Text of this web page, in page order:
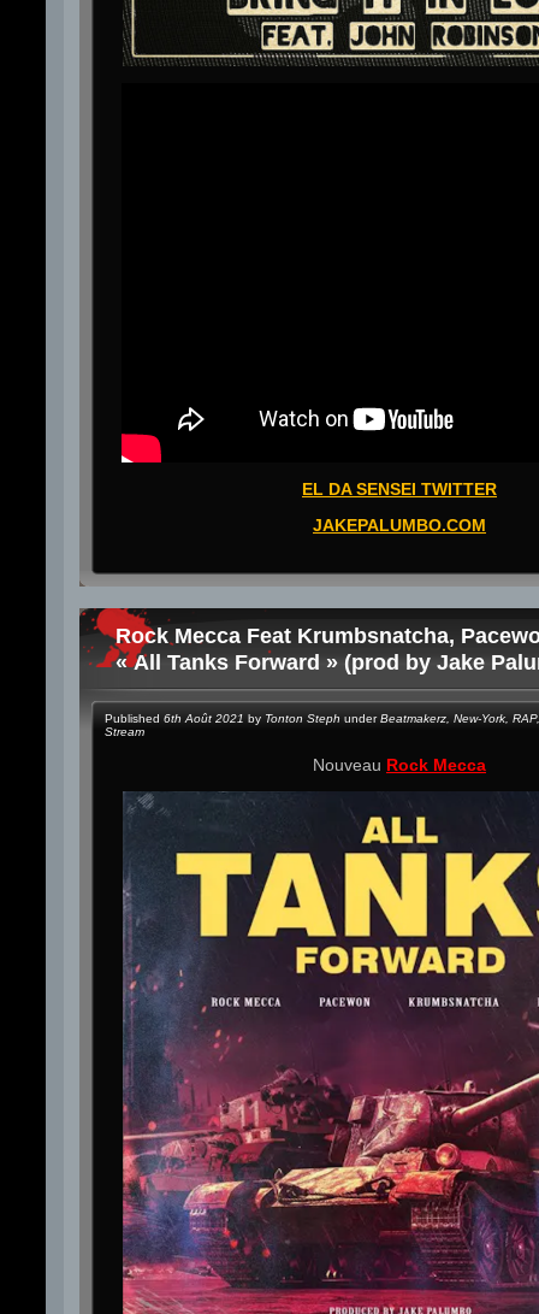
EL DA SENSEI TWITTER
JAKEPALUMBO.COM
Rock Mecca Feat Krumbsnatcha,
« All Tanks Forward » (prod by Jake
Published 6th Août 2021 by Tonton Steph underBeatmakerz New-York RAP,
Stream
Nouveau Rock Mecca